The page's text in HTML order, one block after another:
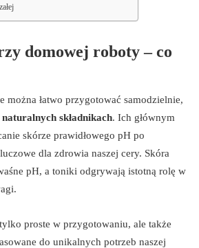
domowej roboty – co
można łatwo przygotować samodzielnie,
naturalnych składnikach. Ich głównym
skórze prawidłowego pH po
dla zdrowia naszej cery. Skóra
pH, a toniki odgrywają istotną rolę w
proste w przygotowaniu, ale także
do unikalnych potrzeb naszej